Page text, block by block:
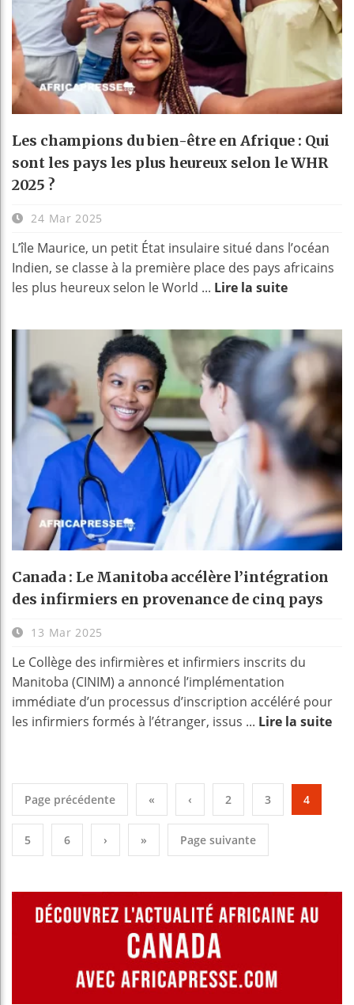
Les champions du bien-être en Afrique : Qui
sont les pays les plus heureux selon le WHR
2025 ?
24 Mar 2025
L’île Maurice, un petit État insulaire situé dans l’océan
Indien, se classe à la première place des pays africains
les plus heureux selon le World ... Lire la suite
Canada : Le Manitoba accélère l’intégration
des infirmiers en provenance de cinq pays
13 Mar 2025
Le Collège des infirmières et infirmiers inscrits du
Manitoba (CINIM) a annoncé l’implémentation
immédiate d’un processus d’inscription accéléré pour
les infirmiers formés à l’étranger, issus ... Lire la suite
Page précédente « ‹ 2 3 4
5 6 › » Page suivante